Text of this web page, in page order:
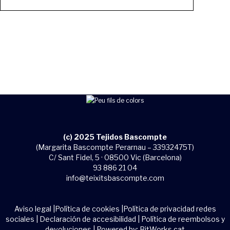
(c) 2025 Tejidos Bascompte
(Margarita Bascompte Perarnau – 33932475T)
C/ Sant Fidel, 5 · 08500 Vic (Barcelona)
93 886 21 04
info@teixitsbascompte.com
Aviso legal Política de cookies Política de privacidad redes
sociales
Declaración de accesibilidad
Política de reembolsos y